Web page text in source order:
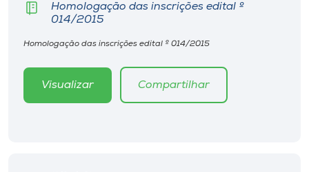
Unoesc
o idioma
Homologação das inscrições edital º
014/2015
Homologação das inscrições edital º 014/2015
Visualizar Compartilhar